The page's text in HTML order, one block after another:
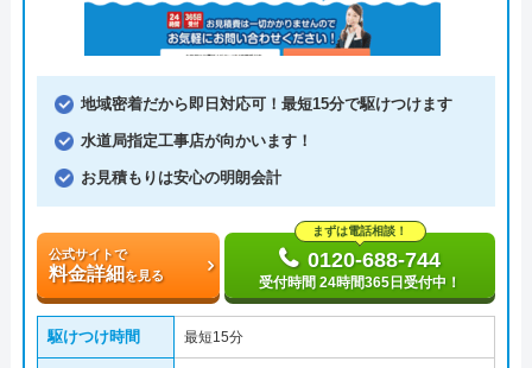
地域密着だから即日対応可！最短15分で駆けつけます
水道局指定工事店が向かいます！
お見積もりは安心の明朗会計
公式サイトで
料金詳細を見る
まずは電話相談！
0120-688-744
受付時間 24時間365日受付中！
駆けつけ時間 最短15分